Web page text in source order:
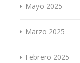
Mayo 2025
Marzo 2025
Febrero 2025